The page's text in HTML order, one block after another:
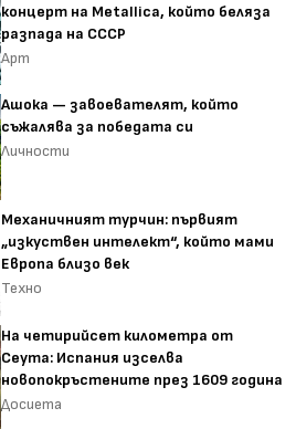
концерт на Metallica, който беляза
разпада на СССР
Арт
Ашока — завоевателят, който
съжалява за победата си
Личности
Механичният турчин: първият
„изкуствен интелект“, който мами
Европа близо век
Техно
На четирийсет километра от
Сеута: Испания изселва
новопокръстените през 1609 година
Досиета